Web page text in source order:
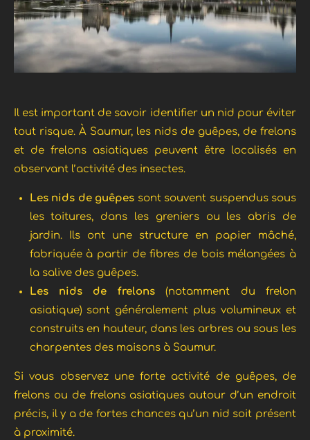
Il est important de savoir identifier un nid pour éviter
tout risque. À Saumur, les nids de guêpes, de frelons
et de frelons asiatiques peuvent être localisés en
observant l’activité des insectes.
Les nids de guêpes sont souvent suspendus sous
les toitures, dans les greniers ou les abris de
jardin. Ils ont une structure en papier mâché,
fabriquée à partir de fibres de bois mélangées à
la salive des guêpes.
Les nids de frelons
(notamment du frelon
asiatique) sont généralement plus volumineux et
construits en hauteur, dans les arbres ou sous les
charpentes des maisons à Saumur.
Si vous observez une forte activité de guêpes, de
frelons ou de frelons asiatiques autour d’un endroit
précis, il y a de fortes chances qu’un nid soit présent
à proximité.